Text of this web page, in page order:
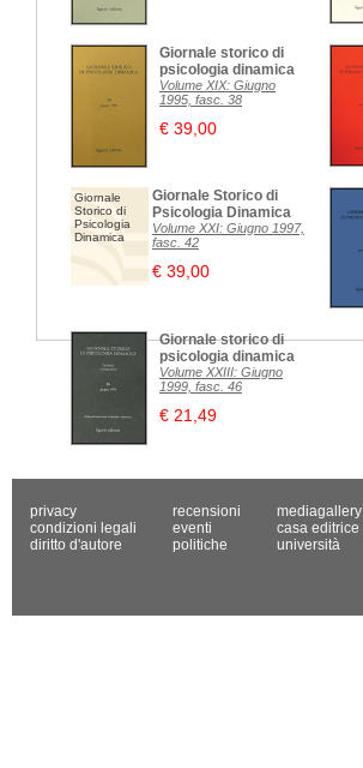
Giornale storico di
psicologia dinamica
Volume XIX: Giugno
1995, fasc. 38
€ 39,00
Giornale
Storico di
Psicologia
Dinamica
Giornale Storico di
Psicologia Dinamica
Volume XXI: Giugno 1997,
fasc. 42
€ 39,00
Giornale storico di
psicologia dinamica
Volume XXIII: Giugno
1999, fasc. 46
€ 21,49
privacy
condizioni legali
diritto d'autore
recensioni
eventi
politiche
mediagallery
casa editrice
università